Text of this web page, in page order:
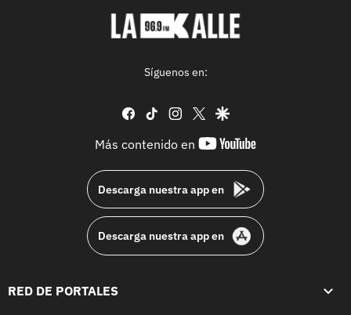
Síguenos en:
facebook
tiktok instagram
twittergoogle
Más contenido en
youtube-
Descarga nuestra app en
Descarga nuestra app en
RED DE PORTALES